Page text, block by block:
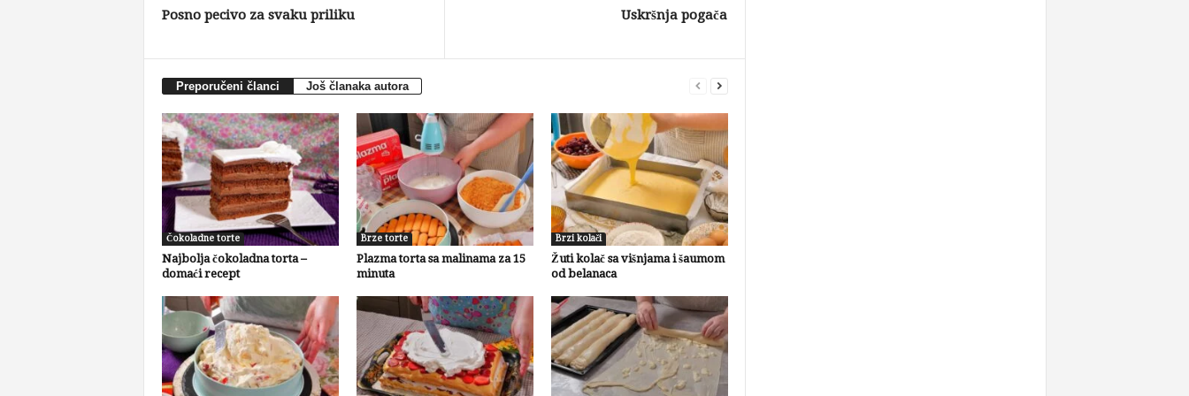
Posno pecivo za svaku priliku Uskršnja pogača
Preporučeni članci Još članaka autora
Čokoladne torte
Najbolja čokoladna torta –
domaći recept
Brze torte
Plazma torta sa malinama za 15
minuta
Brzi kolači
Žuti kolač sa višnjama i šaumom
od belanaca